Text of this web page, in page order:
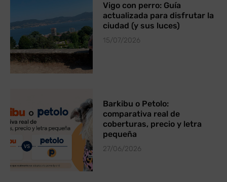
Vigo con perro: Guía
actualizada para disfrutar la
ciudad (y sus luces)
15/07/2026
Barkibu o Petolo:
comparativa real de
coberturas, precio y letra
pequeña
27/06/2026